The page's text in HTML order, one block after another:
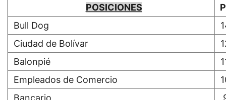
POSICIONES
Bull Dog
Ciudad de Bolívar
Balonpié
Empleados de Comercio
Bancario